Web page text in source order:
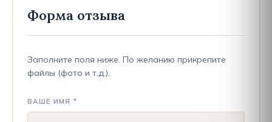
Форма отзыва
Заполните поля ниже. По желанию прикрепите
файлы (фото и т.д.).
ВАШЕ ИМЯ *